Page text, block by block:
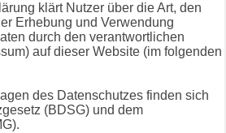
klärt Nutzer über die Art, den
Erhebung und Verwendung
durch den verantwortlichen
auf dieser Website (im folgenden
des Datenschutzes finden sich
(BDSG) und dem